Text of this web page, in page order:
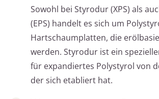
Sowohl bei Styrodur (XPS) als
(EPS) handelt es sich um
Hartschaumplatten, die
werden. Styrodur ist ein
für expandiertes Polystyrol von
der sich etabliert hat.